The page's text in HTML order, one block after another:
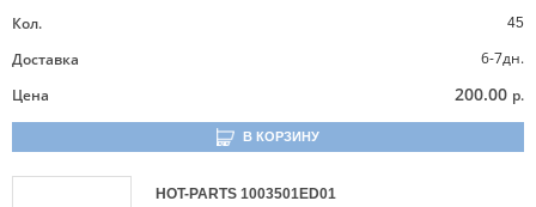
Кол.
45
Доставка
6-7дн.
Цена
200.00 р.
В КОРЗИНУ
HOT-PARTS 1003501ED01